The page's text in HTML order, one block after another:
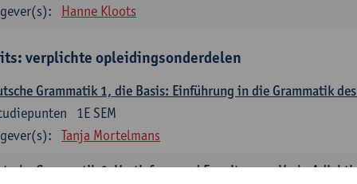
Hanne Kloots
verplichte opleidingsonderdelen
Grammatik 1, die Basis: Einführung in die Grammatik
1E SEM
Tanja Mortelmans
Grammatik 2, Vertiefung und Erweiterung: Verb,